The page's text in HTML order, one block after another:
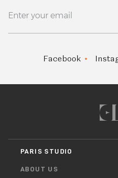
Facebook
PARIS STUDIO
ABOUT US